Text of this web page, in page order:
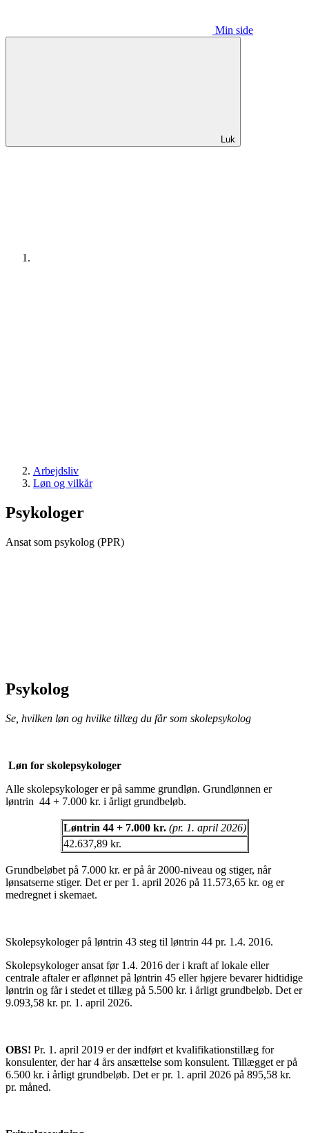
Min side
Luk
Arbejdsliv
Løn og vilkår
Psykologer
Ansat som psykolog (PPR)
Psykolog
Se, hvilken løn og hvilke tillæg du får som skolepsykolog
Løn for skolepsykologer
Alle skolepsykologer er på samme grundløn. Grundlønnen er
løntrin 44 + 7.000 kr. i årligt grundbeløb.
Løntrin 44 + 7.000 kr. (pr. 1. april 2026)
42.637,89 kr.
Grundbeløbet på 7.000 kr. er på år 2000-niveau og stiger, når
lønsatserne stiger. Det er per 1. april 2026 på 11.573,65 kr. og er
medregnet i skemaet.
Skolepsykologer på løntrin 43 steg til løntrin 44 pr. 1.4. 2016.
Skolepsykologer ansat før 1.4. 2016 der i kraft af lokale eller
centrale aftaler er aflønnet på løntrin 45 eller højere bevarer hidtidige
løntrin og får i stedet et tillæg på 5.500 kr. i årligt grundbeløb. Det er
9.093,58 kr. pr. 1. april 2026.
OBS! Pr. 1. april 2019 er der indført et kvalifikationstillæg for
konsulenter, der har 4 års ansættelse som konsulent. Tillægget er på
6.500 kr. i årligt grundbeløb. Det er pr. 1. april 2026 på 895,58 kr.
pr. måned.